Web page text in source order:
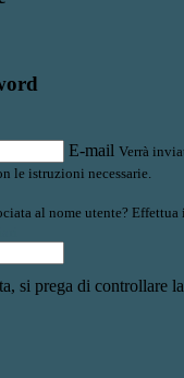
E-mail Verrà
le istruzioni necessarie.
al nome utente? Effettua
si prega di controllare